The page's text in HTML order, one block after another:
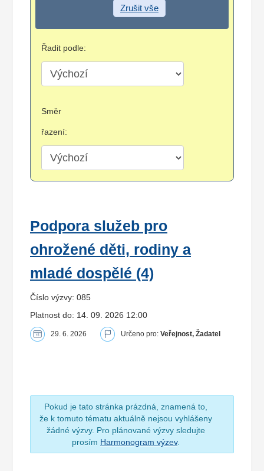
Zrušit vše
Řadit podle:
Směr
řazení:
Podpora služeb pro
ohrožené děti, rodiny a
mladé dospělé (4)
Číslo výzvy: 085
Platnost do: 14. 09. 2026 12:00
29. 6. 2026 Určeno pro: Veřejnost, Žadatel
Pokud je tato stránka prázdná, znamená to,
že k tomuto tématu aktuálně nejsou vyhlášeny
žádné výzvy. Pro plánované výzvy sledujte
prosím Harmonogram výzev.